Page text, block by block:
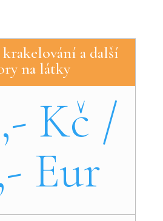
a další
na látky
Kč /
Eur